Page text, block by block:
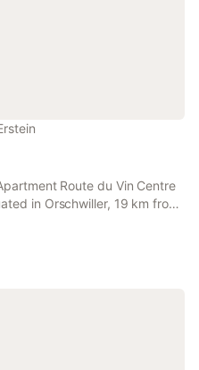
Route du Vin Centre
in Orschwiller, 19 km from
of the Heads.